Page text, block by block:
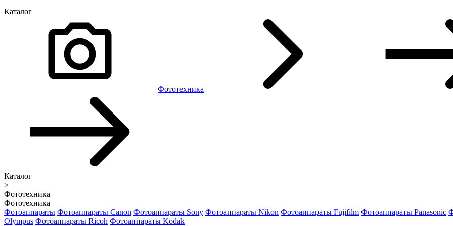
Каталог
Фототехника
Каталог
>
Фототехника
Фототехника
Фотоаппараты Фотоаппараты Canon Фотоаппараты Sony Фотоаппараты Nikon Фотоаппараты Fujifilm Фотоаппараты Panasonic
Olympus Фотоаппараты Ricoh Фотоаппараты Kodak